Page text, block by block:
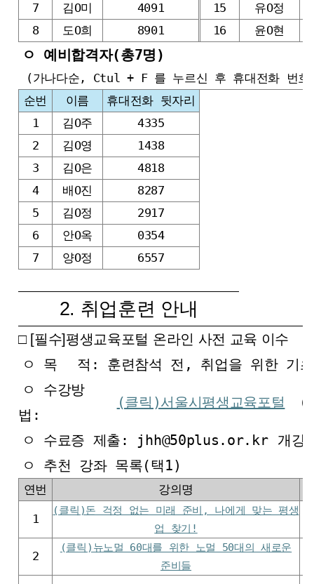
7
김O미 4091 15
유O정
8
도O희 8901 16 윤O현
ㅇ 예비합격자(총7명)
(가나다순, Ctul + F 를 누르신 후 휴대전화 번호
순번
이름
휴대전화 뒷자리
1
김O주
4335
2
김O영
1438
3
김O은
4818
4
배O진
8287
5
김O정
2917
6
안O옥
0354
7
양O정 6557
2. 취업훈련 안내
□ [필수]평생교육포털 온라인 사전 교육 이수
ㅇ 목
적: 훈련참석 전, 취업을 위한 기
ㅇ 수강방
법:
(클릭)서울시평생교육포털 (
ㅇ 수료증 제출: jhh@50plus.or.kr
개강
ㅇ 추천 강좌 목록(택1)
연번 강의명
1
(클릭)돈 걱정 없는 미래 준비, 나에게 맞는 평생
업 찾기!
2
(클릭)뉴노멀 60대를 위한 노멀 50대의 새로운
준비들